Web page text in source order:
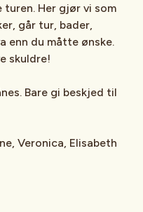
turen. Her gjør vi som
går tur, bader,
enn du måtte ønske.
skuldre!
Bare gi beskjed til
Veronica, Elisabeth